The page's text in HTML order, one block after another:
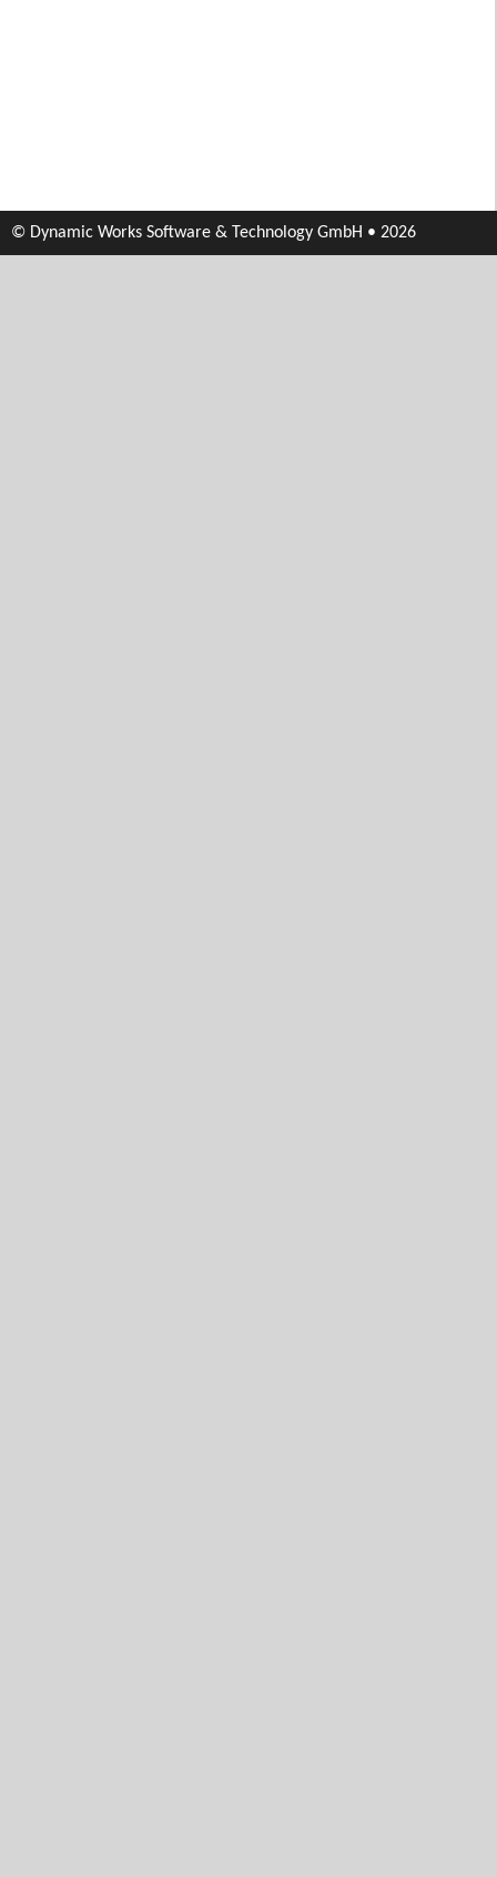
© Dynamic Works Software & Technology GmbH • 2026